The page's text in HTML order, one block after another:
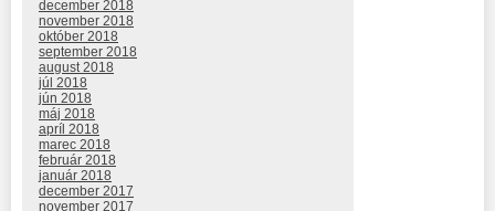
december 2018
november 2018
október 2018
september 2018
august 2018
júl 2018
jún 2018
máj 2018
apríl 2018
marec 2018
február 2018
január 2018
december 2017
november 2017